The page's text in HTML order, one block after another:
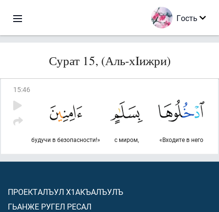
Гость
Сурат 15, (Аль-хIижри)
15:46
«Входите в него
с миром,
будучи в безопасности!»
ПРОЕКТАЛЪУЛ Х1АКЪАЛЪУЛЪ
ГЬАНЖЕ РУГЕЛ РЕСАЛ